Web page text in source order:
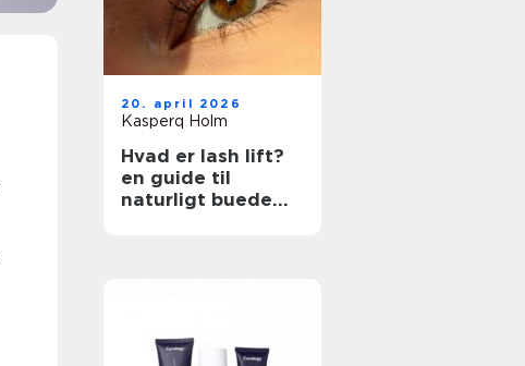
20. april 2026
Kasperq Holm
Hvad er lash lift?
en guide til
naturligt buede